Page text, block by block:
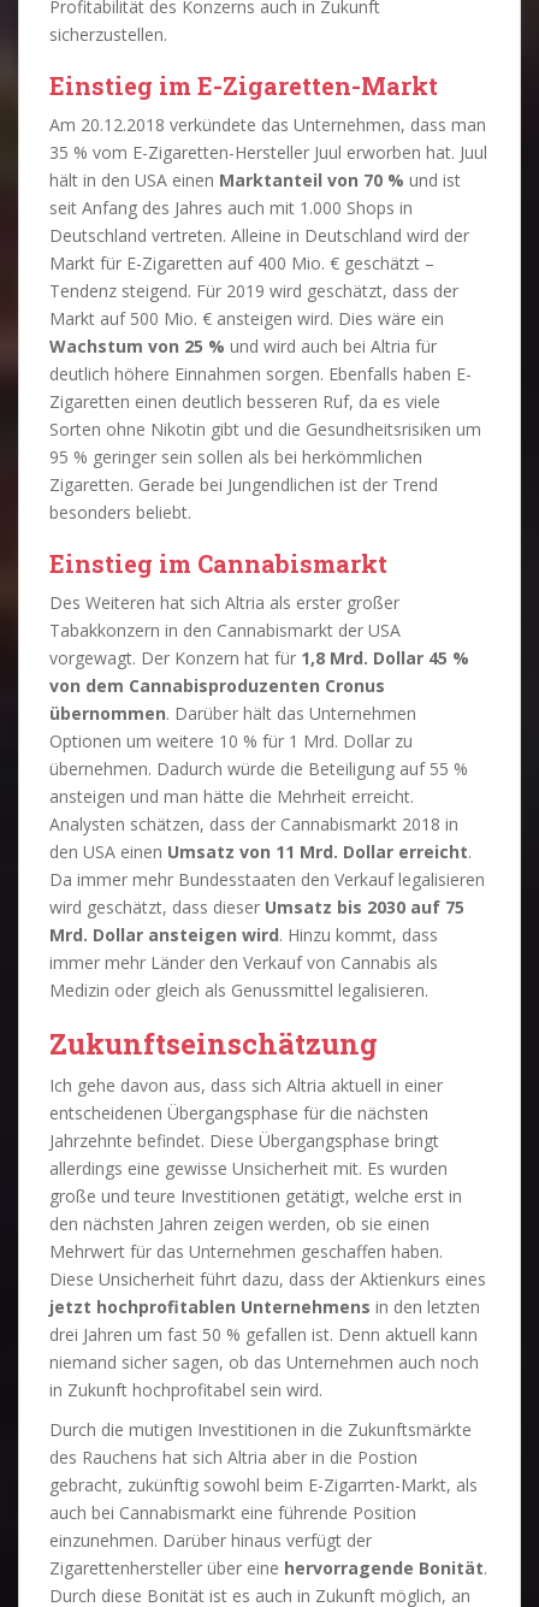
Profitabilität des Konzerns auch in Zukunft
sicherzustellen.
Einstieg im E-Zigaretten-Markt
Am 20.12.2018 verkündete das Unternehmen, dass man
35 % vom E-Zigaretten-Hersteller Juul erworben hat. Juul
hält in den USA einen Marktanteil von 70 % und ist
seit Anfang des Jahres auch mit 1.000 Shops in
Deutschland vertreten. Alleine in Deutschland wird der
Markt für E-Zigaretten auf 400 Mio. € geschätzt –
Tendenz steigend. Für 2019 wird geschätzt, dass der
Markt auf 500 Mio. € ansteigen wird. Dies wäre ein
Wachstum von 25 % und wird auch bei Altria für
deutlich höhere Einnahmen sorgen. Ebenfalls haben E-
Zigaretten einen deutlich besseren Ruf, da es viele
Sorten ohne Nikotin gibt und die Gesundheitsrisiken um
95 % geringer sein sollen als bei herkömmlichen
Zigaretten. Gerade bei Jungendlichen ist der Trend
besonders beliebt.
Einstieg im Cannabismarkt
Des Weiteren hat sich Altria als erster großer
Tabakkonzern in den Cannabismarkt der USA
vorgewagt. Der Konzern hat für 1,8 Mrd. Dollar 45 %
von dem Cannabisproduzenten Cronus
übernommen. Darüber hält das Unternehmen
Optionen um weitere 10 % für 1 Mrd. Dollar zu
übernehmen. Dadurch würde die Beteiligung auf 55 %
ansteigen und man hätte die Mehrheit erreicht.
Analysten schätzen, dass der Cannabismarkt 2018 in
den USA einen Umsatz von 11 Mrd. Dollar erreicht.
Da immer mehr Bundesstaaten den Verkauf legalisieren
wird geschätzt, dass dieser Umsatz bis 2030 auf 75
Mrd. Dollar ansteigen wird. Hinzu kommt, dass
immer mehr Länder den Verkauf von Cannabis als
Medizin oder gleich als Genussmittel legalisieren.
Zukunftseinschätzung
Ich gehe davon aus, dass sich Altria aktuell in einer
entscheidenen Übergangsphase für die nächsten
Jahrzehnte befindet. Diese Übergangsphase bringt
allerdings eine gewisse Unsicherheit mit. Es wurden
große und teure Investitionen getätigt, welche erst in
den nächsten Jahren zeigen werden, ob sie einen
Mehrwert für das Unternehmen geschaffen haben.
Diese Unsicherheit führt dazu, dass der Aktienkurs eines
jetzt hochprofitablen Unternehmens in den letzten
drei Jahren um fast 50 % gefallen ist. Denn aktuell kann
niemand sicher sagen, ob das Unternehmen auch noch
in Zukunft hochprofitabel sein wird.
Durch die mutigen Investitionen in die Zukunftsmärkte
des Rauchens hat sich Altria aber in die Postion
gebracht, zukünftig sowohl beim E-Zigarrten-Markt, als
auch bei Cannabismarkt eine führende Position
einzunehmen. Darüber hinaus verfügt der
Zigarettenhersteller über eine hervorragende Bonität.
Durch diese Bonität ist es auch in Zukunft möglich, an